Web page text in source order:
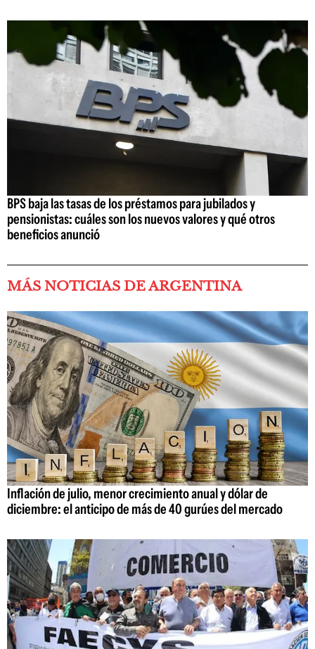
BPS baja las tasas de los préstamos para jubilados y
pensionistas: cuáles son los nuevos valores y qué otros
beneficios anunció
MÁS NOTICIAS DE ARGENTINA
Inflación de julio, menor crecimiento anual y dólar de
diciembre: el anticipo de más de 40 gurúes del mercado